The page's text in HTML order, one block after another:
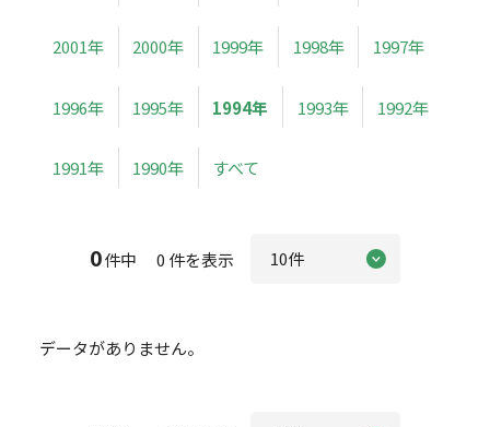
2001年 2000年 1999年 1998年 1997年
1996年 1995年 1994年 1993年 1992年
1991年 1990年 すべて
0件中 0 件を表示
データがありません。